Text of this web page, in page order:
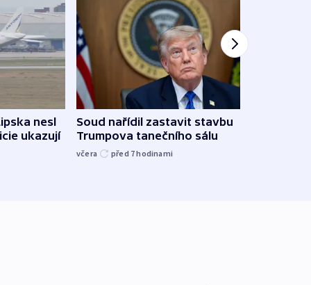
nesl
ukazují
Soud nařídil zastavit stavbu
Trumpova tanečního sálu
včera před 7hodinami